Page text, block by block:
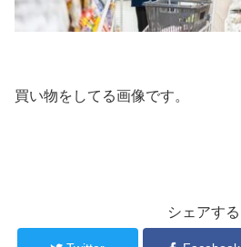
買い物をしてる画像です。
シェアする